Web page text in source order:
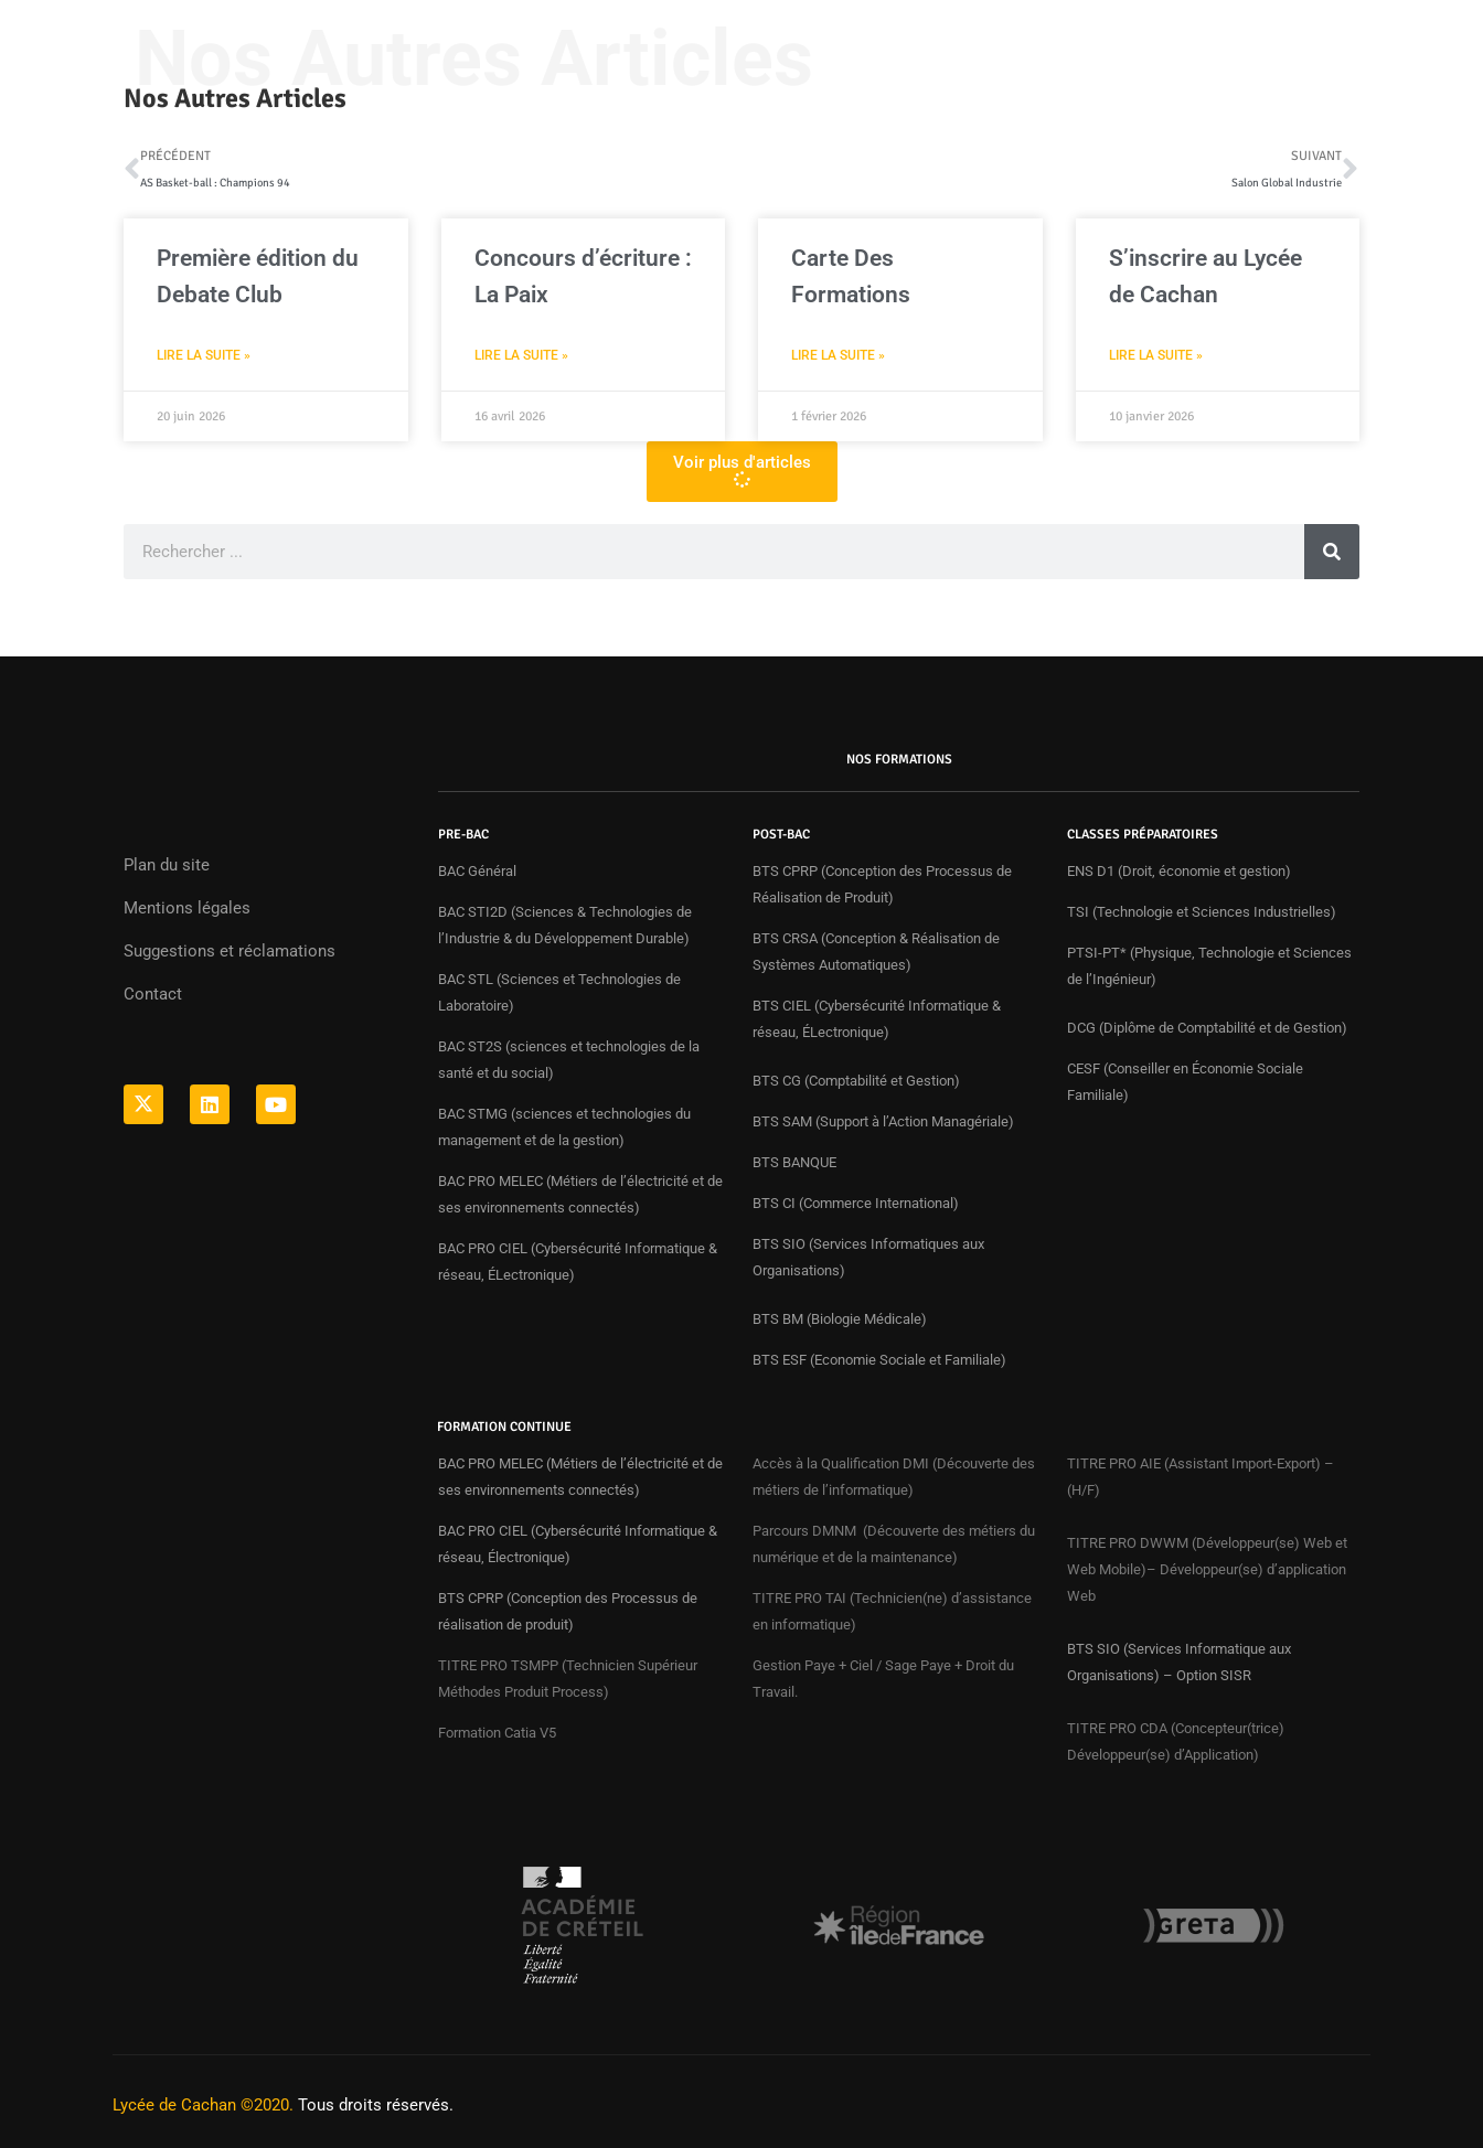
Nos Autres Articles
PRÉCÉDENT
AS Basket-ball : Champions 94
SUIVANT
Salon Global Industrie
Première édition du
Debate Club
LIRE LA SUITE »
20 juin 2026
Concours d’écriture :
La Paix
LIRE LA SUITE »
16 avril 2026
Carte Des
Formations
LIRE LA SUITE »
1 février 2026
S’inscrire au Lycée
de Cachan
LIRE LA SUITE »
10 janvier 2026
Voir plus d'articles
NOS FORMATIONS
Plan du site
Mentions légales
Suggestions et réclamations
Contact
PRE-BAC
BAC Général
BAC STI2D (Sciences & Technologies de
l’Industrie & du Développement Durable)
BAC STL (Sciences et Technologies de
Laboratoire)
BAC ST2S (sciences et technologies de la
santé et du social)
BAC STMG (sciences et technologies du
management et de la gestion)
BAC PRO MELEC (Métiers de l’électricité et de
ses environnements connectés)
BAC PRO CIEL (Cybersécurité Informatique &
réseau, ÉLectronique)
POST-BAC
BTS CPRP (Conception des Processus de
Réalisation de Produit)
BTS CRSA (Conception & Réalisation de
Systèmes Automatiques)
BTS CIEL (Cybersécurité Informatique &
réseau, ÉLectronique)
BTS CG (Comptabilité et Gestion)
BTS SAM (Support à l’Action Managériale)
BTS BANQUE
BTS CI (Commerce International)
BTS SIO (Services Informatiques aux
Organisations)
BTS BM (Biologie Médicale)
BTS ESF (Economie Sociale et Familiale)
CLASSES PRÉPARATOIRES
ENS D1 (Droit, économie et gestion)
TSI (Technologie et Sciences Industrielles)
PTSI-PT* (Physique, Technologie et Sciences
de l’Ingénieur)
DCG (Diplôme de Comptabilité et de Gestion)
CESF (Conseiller en Économie Sociale
Familiale)
FORMATION CONTINUE
BAC PRO MELEC (Métiers de l’électricité et de
ses environnements connectés)
BAC PRO CIEL (Cybersécurité Informatique &
réseau, Électronique)
BTS CPRP (Conception des Processus de
réalisation de produit)
TITRE PRO TSMPP (Technicien Supérieur
Méthodes Produit Process)
Formation Catia V5
Accès à la Qualification DMI (Découverte des
métiers de l’informatique)
Parcours DMNM (Découverte des métiers du
numérique et de la maintenance)
TITRE PRO TAI (Technicien(ne) d’assistance
en informatique)
Gestion Paye + Ciel / Sage Paye + Droit du
Travail.
TITRE PRO AIE (Assistant Import-Export) –
(H/F)
TITRE PRO DWWM (Développeur(se) Web et
Web Mobile)– Développeur(se) d’application
Web
BTS SIO (Services Informatique aux
Organisations) – Option SISR
TITRE PRO CDA (Concepteur(trice)
Développeur(se) d’Application)
Lycée de Cachan ©2020. Tous droits réservés.